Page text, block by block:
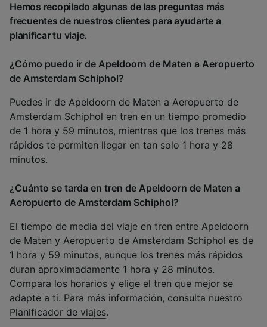
Hemos recopilado algunas de las preguntas más
frecuentes de nuestros clientes para ayudarte a
planificar tu viaje.
¿Cómo puedo ir de Apeldoorn de Maten a Aeropuerto
de Amsterdam Schiphol?
Puedes ir de Apeldoorn de Maten a Aeropuerto de
Amsterdam Schiphol en tren en un tiempo promedio
de 1 hora y 59 minutos, mientras que los trenes más
rápidos te permiten llegar en tan solo 1 hora y 28
minutos.
¿Cuánto se tarda en tren de Apeldoorn de Maten a
Aeropuerto de Amsterdam Schiphol?
El tiempo de media del viaje en tren entre Apeldoorn
de Maten y Aeropuerto de Amsterdam Schiphol es de
1 hora y 59 minutos, aunque los trenes más rápidos
duran aproximadamente 1 hora y 28 minutos.
Compara los horarios y elige el tren que mejor se
adapte a ti. Para más información, consulta nuestro
Planificador de viajes.